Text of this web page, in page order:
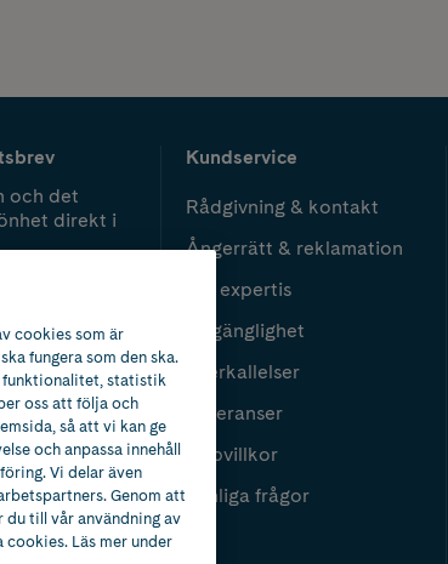
och det
direkt i
Kundservice
Rådgivning & kontakt
Ångerrätt & reklamation
Vår expertis
Tillgänglighet
Återkallelser
Leveranser
Köpvillkor
Vanliga frågor
cookies som är
fungera som den ska.
funktionalitet, statistik
oss att följa och
så att vi kan ge
och anpassa innehåll
Vi delar även
Genom att
till vår användning av
cookies. Läs mer under